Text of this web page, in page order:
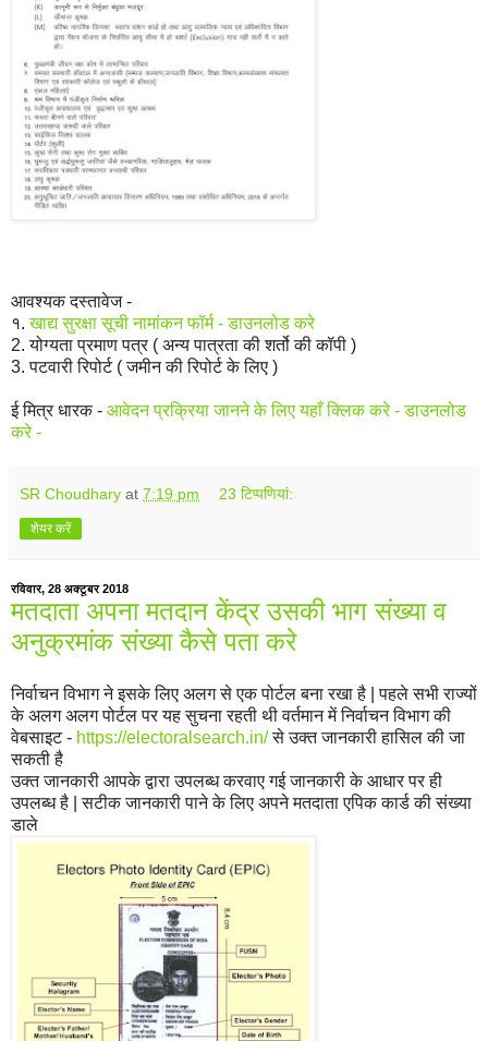
आवश्यक दस्तावेज -
१.खाद्य सुरक्षा सूची नामांकन फॉर्म - डाउनलोड करे
2. योग्यता प्रमाण पत्र ( अन्य पात्रता की शर्तो की कॉपी )
3. पटवारी रिपोर्ट ( जमीन की रिपोर्ट के लिए )
ई मित्र धारक - आवेदन प्रक्रिया जानने के लिए यहाँ क्लिक करे - डाउनलोड
करे -
SR Choudhary at 7:19 pm 23 टिप्‍पणियां:
शेयर करें
रविवार, 28 अक्टूबर 2018
मतदाता अपना मतदान केंद्र उसकी भाग संख्या व
अनुक्रमांक संख्या कैसे पता करे
निर्वाचन विभाग ने इसके लिए अलग से एक पोर्टल बना रखा है | पहले सभी राज्यों
के अलग अलग पोर्टल पर यह सुचना रहती थी वर्तमान में निर्वाचन विभाग की
वेबसाइट - https://electoralsearch.in/से उक्त जानकारी हासिल की जा
सकती है
उक्त जानकारी आपके द्वारा उपलब्ध करवाए गई जानकारी के आधार पर ही
उपलब्ध है | सटीक जानकारी पाने के लिए अपने मतदाता एपिक कार्ड की संख्या
डाले